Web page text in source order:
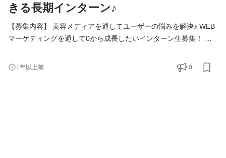
きる長期インターン♪
【募集内容】 美容メディアを通してユーザーの悩みを解決♪ WEB
マーケティングを通して0から成長したいインターン生募集！ ※今
ただきます。 ◇こんなことをお任せします！◇ ・比較サイトのラ
ンキング設定：商品選定や評価基準を考える重要なお仕事。 ・美
1年以上前 0